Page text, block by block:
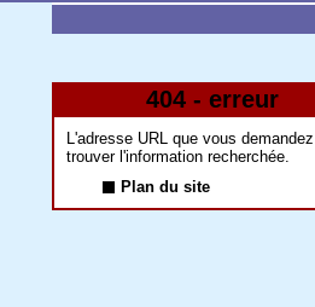
404 - erreur
L'adresse URL que vous
trouver l'information recherchée.
Plan du site